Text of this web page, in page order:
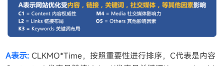
A表示: CLKMO*Time，按照重要性进行排序，C代表是内容